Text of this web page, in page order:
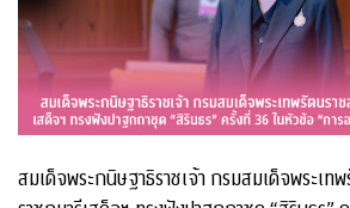
สมเด็จพระกนิษฐาธิราชเจ้า กรมสมเด็จพระเท